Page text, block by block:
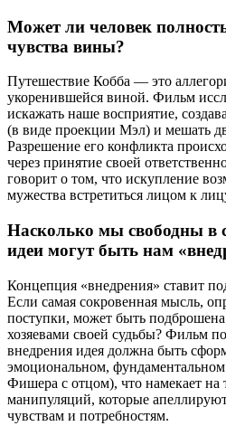
Может ли человек
чувства вины?
Путешествие Кобба — это
укоренившейся виной. Фильм
искажать наше восприятие,
(в виде проекции Мэл) и мешать
Разрешение его конфликта
через принятие своей
говорит о том, что искупление
мужества встретиться лицом к
Насколько мы свободны в
идеи могут быть нам
Концепция «внедрения» ставит
Если самая сокровенная мысль,
поступки, может быть
хозяевами своей судьбы? Фильм
внедрения идея должна быть
эмоциональном,
Фишера с отцом), что намекает на
манипуляций, которые
чувствам и потребностям.